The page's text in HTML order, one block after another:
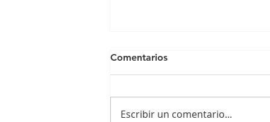
Comentarios
Escribir un comentario...